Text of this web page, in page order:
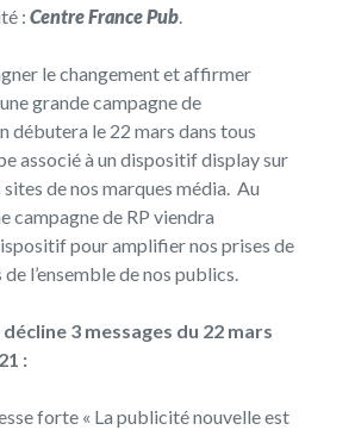
: Centre France Pub.
le changement et affirmer
grande campagne de
débutera le 22 mars dans tous
associé à un dispositif display sur
sites de nos marques média. Au
campagne de RP viendra
pour amplifier nos prises de
l’ensemble de nos publics.
3 messages du 22 mars
:
forte « La publicité nouvelle est